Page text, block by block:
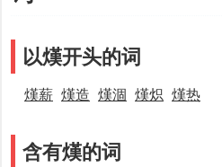
以熯开头的词
熯薪 熯造 熯涸 熯炽 熯热
含有熯的词